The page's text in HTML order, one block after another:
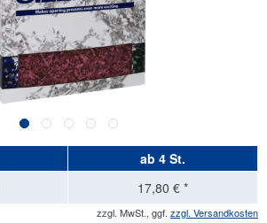
ab 4 St.
17,80 € *
zzgl. MwSt., ggf. zzgl. Versandkosten